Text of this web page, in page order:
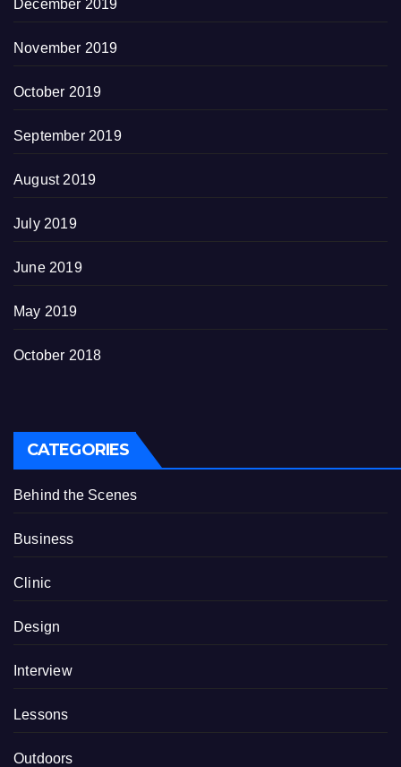
December 2019
November 2019
October 2019
September 2019
August 2019
July 2019
June 2019
May 2019
October 2018
CATEGORIES
Behind the Scenes
Business
Clinic
Design
Interview
Lessons
Outdoors